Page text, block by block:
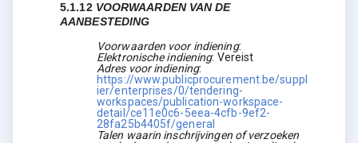
5.1.12 VOORWAARDEN VAN DE
AANBESTEDING
Voorwaarden voor indiening:
Elektronische indiening: Vereist
Adres voor indiening:
https://www.publicprocurement.be/suppl
ier/enterprises/0/tendering-
workspaces/publication-workspace-
detail/ce11e0c6-5eea-4cfb-9ef2-
28fa25b4405f/general
Talen waarin inschrijvingen of verzoeken